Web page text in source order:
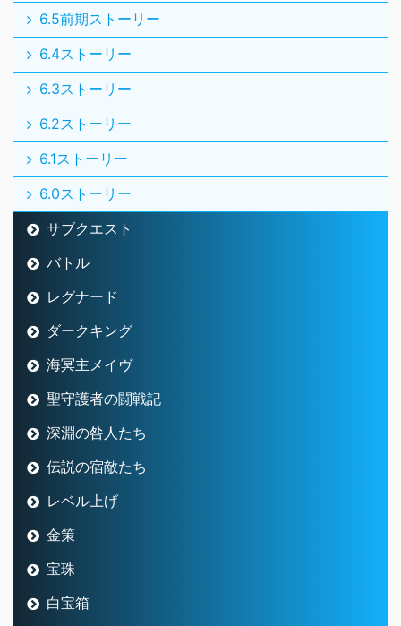
6.5前期ストーリー
6.4ストーリー
6.3ストーリー
6.2ストーリー
6.1ストーリー
6.0ストーリー
サブクエスト
バトル
レグナード
ダークキング
海冥主メイヴ
聖守護者の闘戦記
深淵の咎人たち
伝説の宿敵たち
レベル上げ
金策
宝珠
白宝箱